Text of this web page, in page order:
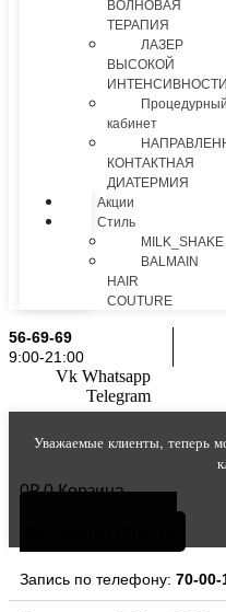
ВОЛНОВАЯ
ТЕРАПИЯ
ЛАЗЕР
ВЫСОКОЙ
ИНТЕНСИВНОСТИ
Процедурный
кабинет
КОНТАКТНАЯ
ДИАТЕРМИЯ
Акции
Стиль
MILK_SHAKE
BALMAIN
HAIR
COUTURE
56-69-69
9:00-21:00
Vk Whatsapp
Telegram
Уважаемые клиенты, теперь
0₽ 0 Корзина
Запись по телефону: 70-00-